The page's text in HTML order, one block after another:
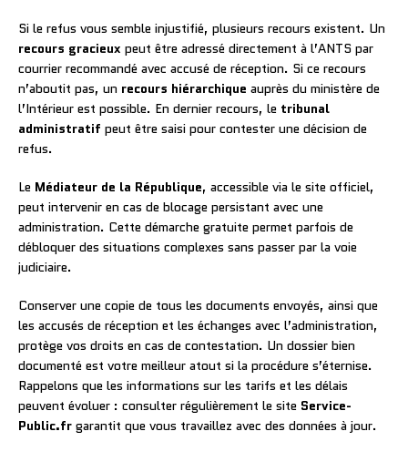
Si le refus vous semble injustifié, plusieurs recours existent. Un
recours gracieux peut être adressé directement à l’ANTS par
courrier recommandé avec accusé de réception. Si ce recours
n’aboutit pas, un recours hiérarchique auprès du ministère de
l’Intérieur est possible. En dernier recours, le tribunal
administratif peut être saisi pour contester une décision de
refus.
Le Médiateur de la République, accessible via le site officiel,
peut intervenir en cas de blocage persistant avec une
administration. Cette démarche gratuite permet parfois de
débloquer des situations complexes sans passer par la voie
judiciaire.
Conserver une copie de tous les documents envoyés, ainsi que
les accusés de réception et les échanges avec l’administration,
protège vos droits en cas de contestation. Un dossier bien
documenté est votre meilleur atout si la procédure s’éternise.
Rappelons que les informations sur les tarifs et les délais
peuvent évoluer : consulter régulièrement le site Service-
Public.fr garantit que vous travaillez avec des données à jour.